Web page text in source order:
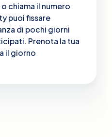
chiama il numero
puoi fissare
di pochi giorni
Prenota la tua
il giorno